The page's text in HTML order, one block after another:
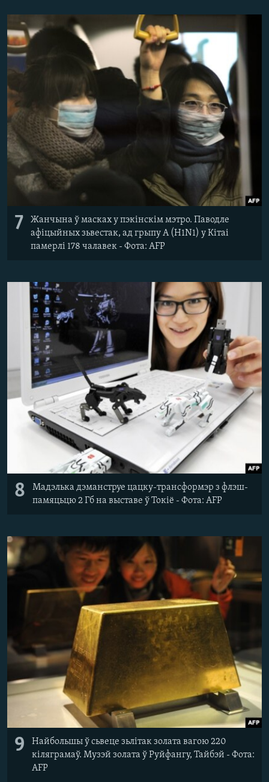
7
Жанчына ў масках у пэкінскім мэтро. Паводле
афіцыйных зьвестак, ад грыпу A (H1N1) у Кітаі
памерлі 178 чалавек - Фота: AFP
8
Мадэлька дэманструе цацку-трансформэр з флэш-
памяцьцю 2 Гб на выставе ў Токіё - Фота: AFP
9
Найбольшы ў сьвеце зьлітак золата вагою 220
кіляграмаў. Музэй золата ў Руйфангу, Тайбэй - Фота:
AFP